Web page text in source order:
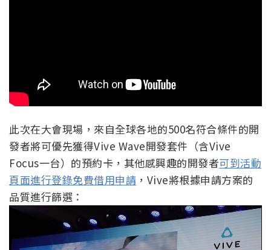
此次在大會現場，來自全球各地的500名符合條件的開
發者將可優先獲得Vive Wave開發套件（含Vive
Focus一台）的預約卡，其他感興趣的開發者可到活動
頁面進行登錄免費借用申請 ，Vive將根據申請方案的
品質進行篩選：